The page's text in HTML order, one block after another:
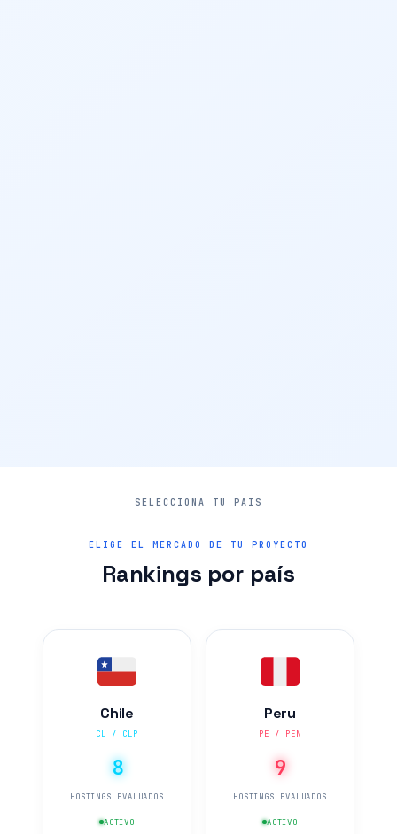
ELIGE EL MERCADO DE TU PROYECTO
Rankings por país
Chile
CL / CLP
8
HOSTINGS EVALUADOS
ACTIVO
Peru
PE / PEN
9
HOSTINGS EVALUADOS
ACTIVO